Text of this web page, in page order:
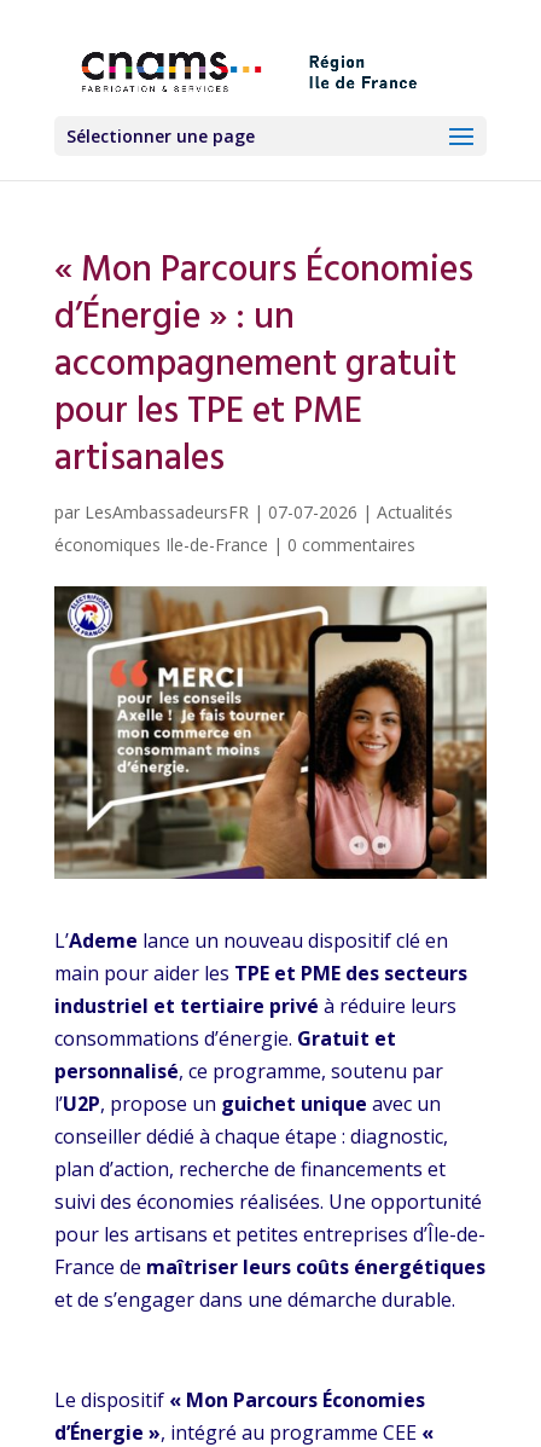
Sélectionner une page
« Mon Parcours Économies
d’Énergie » : un
accompagnement gratuit
pour les TPE et PME
artisanales
par LesAmbassadeursFR| 07-07-2026 | Actualités
économiques Ile-de-France | 0 commentaires
L’Ademe lance un nouveau dispositif clé en
main pour aider les TPE et PME des secteurs
industriel et tertiaire privé à réduire leurs
consommations d’énergie. Gratuit et
personnalisé, ce programme, soutenu par
l’U2P, propose un guichet unique avec un
conseiller dédié à chaque étape : diagnostic,
plan d’action, recherche de financements et
suivi des économies réalisées. Une opportunité
pour les artisans et petites entreprises d’Île-de-
France de maîtriser leurs coûts énergétiques
et de s’engager dans une démarche durable.
Le dispositif « Mon Parcours Économies
d’Énergie », intégré au programme CEE «